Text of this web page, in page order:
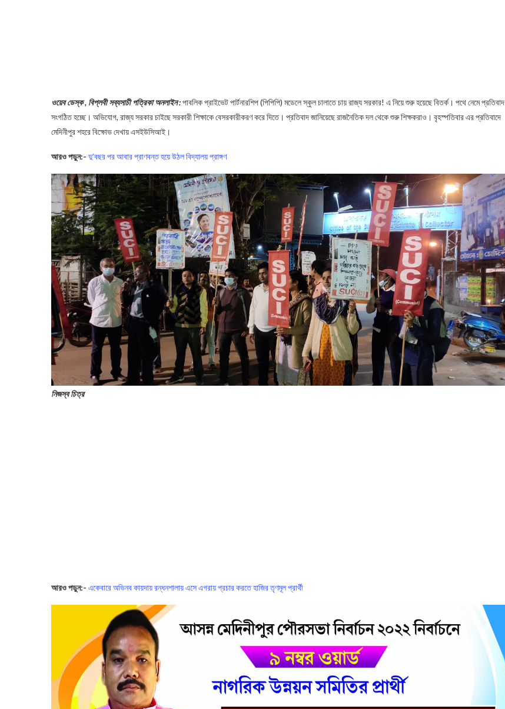
ওয়েব ডেস্ক , বিপ্লবী সব্যসাচী পত্রিকা অনলাইন :পাবলিক প্রাইভেট পার্টনারশিপ (পিপিপি) মডেলে স্কুল চালাতে চায় রাজ্য সরকার! এ নিয়ে শুরু হয়েছে বিতর্ক। পথে নেমে প্রতিবাদ
সংগঠিত হচ্ছে। অভিযোগ, রাজ্য সরকার চাইছে সরকারী শিক্ষাকে বেসরকারীকরণ করে দিতে। প্রতিবাদ জানিয়েছে রাজনৈতিক দল থেকে শুরু শিক্ষকরাও। বৃহস্পতিবার এর প্রতিবাদে
মেদিনীপুর শহরে বিক্ষোভ দেখায় এসইউসিআই।
আরও পড়ুন:- দু’বছর পর আবার প্রাণবন্ত হয়ে উঠল বিদ্যালয় প্রাঙ্গণ
নিজস্ব চিত্র
আরও পড়ুন:- একেবারে অভিনব কায়দায় রন্ধনশালায় এসে এগরায় প্রচার করতে হাজির তৃণমূল প্রার্থী